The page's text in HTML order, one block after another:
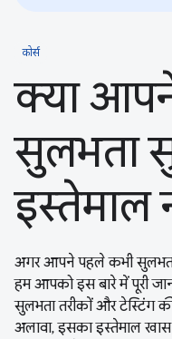
कोर्स
क्या
सुलभता
इस्तेमाल
अगर आपने पहले कभी सुलभता
हम आपको इस बारे में पूरी
सुलभता तरीकों और टेस्टिंग
अलावा, इसका इस्तेमाल